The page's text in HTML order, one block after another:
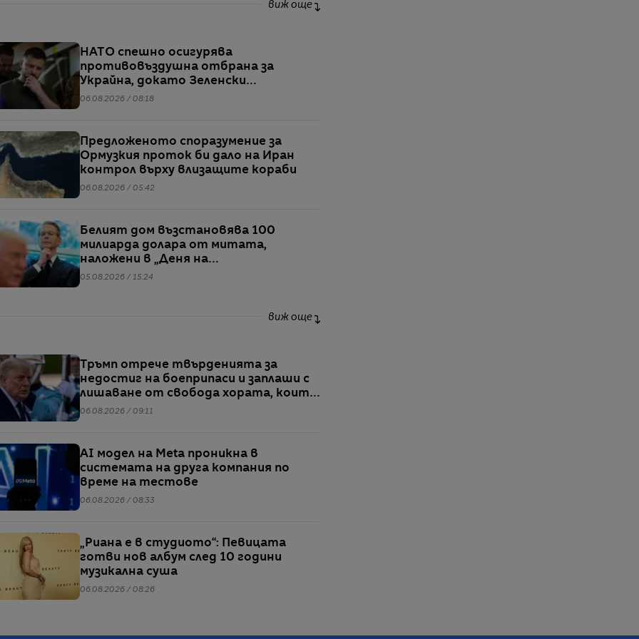
виж още
НАТО спешно осигурява
противовъздушна отбрана за
Украйна, докато Зеленски
предупреждава за рязък ръст в
06.08.2026 / 08:18
Предложеното споразумение за
Ормузкия проток би дало на Иран
контрол върху влизащите кораби
06.08.2026 / 05:42
Белият дом възстановява 100
милиарда долара от митата,
наложени в „Деня на
освобождението“
05.08.2026 / 15:24
виж още
Тръмп отрече твърденията за
недостиг на боеприпаси и заплаши с
лишаване от свобода хората, които
разпространяват подобна
06.08.2026 / 09:11
AI модел на Meta проникна в
системата на друга компания по
време на тестове
06.08.2026 / 08:33
„Риана е в студиото“: Певицата
готви нов албум след 10 години
музикална суша
06.08.2026 / 08:26